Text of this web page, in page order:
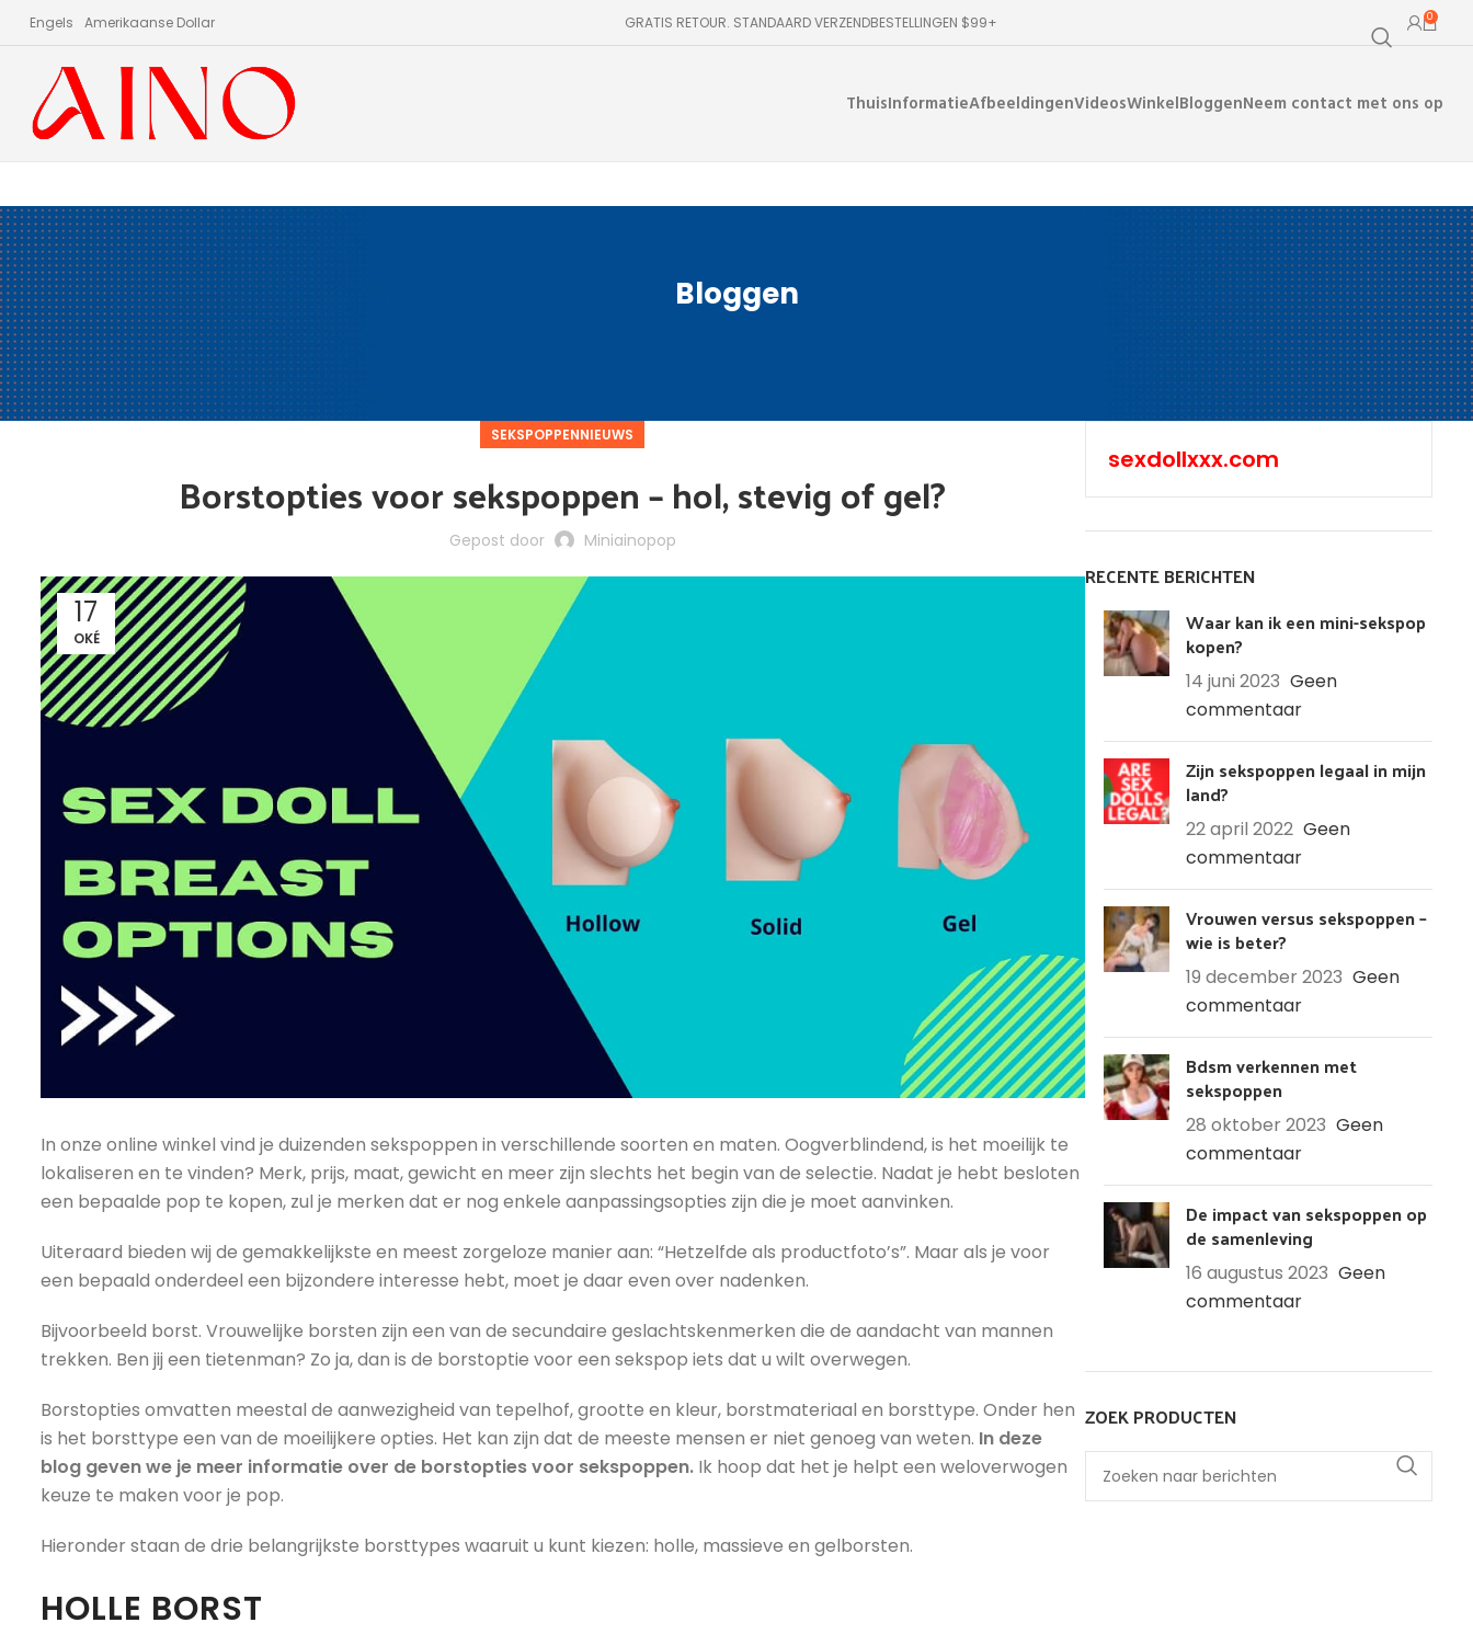
Engels Amerikaanse Dollar GRATIS RETOUR. STANDAARD VERZENDBESTELLINGEN $99+ 0
ThuisInformatieAfbeeldingenVideosWinkelBloggenNeem contact met ons op
Bloggen
SEKSPOPPENNIEUWS
Borstopties voor sekspoppen – hol, stevig of gel?
Gepost door Miniainopop
17
OKÉ
In onze online winkel vind je duizenden sekspoppen in verschillende soorten en maten. Oogverblindend, is het moeilijk te
lokaliseren en te vinden? Merk, prijs, maat, gewicht en meer zijn slechts het begin van de selectie. Nadat je hebt besloten
een bepaalde pop te kopen, zul je merken dat er nog enkele aanpassingsopties zijn die je moet aanvinken.
Uiteraard bieden wij de gemakkelijkste en meest zorgeloze manier aan: “Hetzelfde als productfoto’s”. Maar als je voor
een bepaald onderdeel een bijzondere interesse hebt, moet je daar even over nadenken.
Bijvoorbeeld borst. Vrouwelijke borsten zijn een van de secundaire geslachtskenmerken die de aandacht van mannen
trekken. Ben jij een tietenman? Zo ja, dan is de borstoptie voor een sekspop iets dat u wilt overwegen.
Borstopties omvatten meestal de aanwezigheid van tepelhof, grootte en kleur, borstmateriaal en borsttype. Onder hen
is het borsttype een van de moeilijkere opties. Het kan zijn dat de meeste mensen er niet genoeg van weten. In deze
blog geven we je meer informatie over de borstopties voor sekspoppen. Ik hoop dat het je helpt een weloverwogen
keuze te maken voor je pop.
Hieronder staan de drie belangrijkste borsttypes waaruit u kunt kiezen: holle, massieve en gelborsten.
HOLLE BORST
sexdollxxx.com
RECENTE BERICHTEN
Waar kan ik een mini-sekspop
kopen?
14 juni 2023 Geen
commentaar
Zijn sekspoppen legaal in mijn
land?
22 april 2022 Geen
commentaar
Vrouwen versus sekspoppen –
wie is beter?
19 december 2023 Geen
commentaar
Bdsm verkennen met
sekspoppen
28 oktober 2023 Geen
commentaar
De impact van sekspoppen op
de samenleving
16 augustus 2023 Geen
commentaar
ZOEK PRODUCTEN